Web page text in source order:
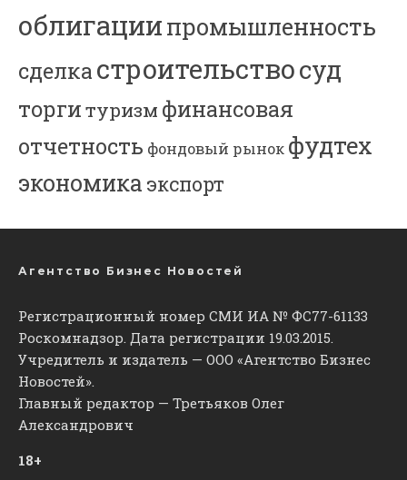
облигациипромышленность
сделкастроительствосуд
торгитуризм финансовая
отчетность фондовый рынок фудтех
экономика экспорт
Агентство Бизнес Новостей
Регистрационный номер СМИ ИА № ФС77-61133
Роскомнадзор. Дата регистрации 19.03.2015.
Учредитель и издатель — ООО «Агентство Бизнес
Новостей».
Главный редактор — Третьяков Олег
Александрович
18+